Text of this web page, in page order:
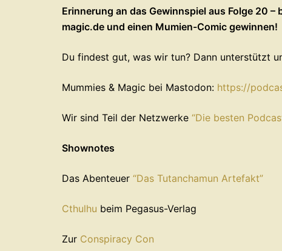
Erinnerung an das Gewinnspiel aus Folge 20
magic.de und einen Mumien-Comic gewinnen!
Du findest gut, was wir tun? Dann unterstützt
Mummies & Magic bei Mastodon: https://
Wir sind Teil der Netzwerke “Die besten
Shownotes
Das Abenteuer “Das Tutanchamun Artefakt”
Cthulhu beim Pegasus-Verlag
Zur Conspiracy Con